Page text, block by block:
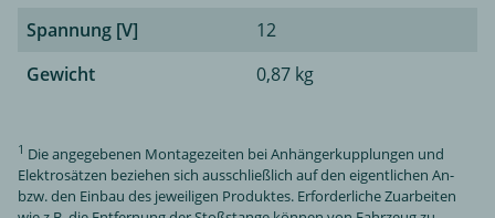
Spannung [V]
12
Gewicht
0,87 kg
1 Die angegebenen Montagezeiten bei Anhängerkupplungen und
Elektrosätzen beziehen sich ausschließlich auf den eigentlichen An-
bzw. den Einbau des jeweiligen Produktes. Erforderliche Zuarbeiten